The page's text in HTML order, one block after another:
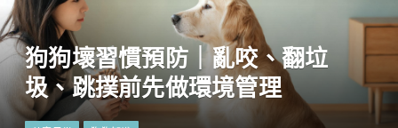
狗狗壞習慣預防｜亂咬、翻垃
圾、跳撲前先做環境管理